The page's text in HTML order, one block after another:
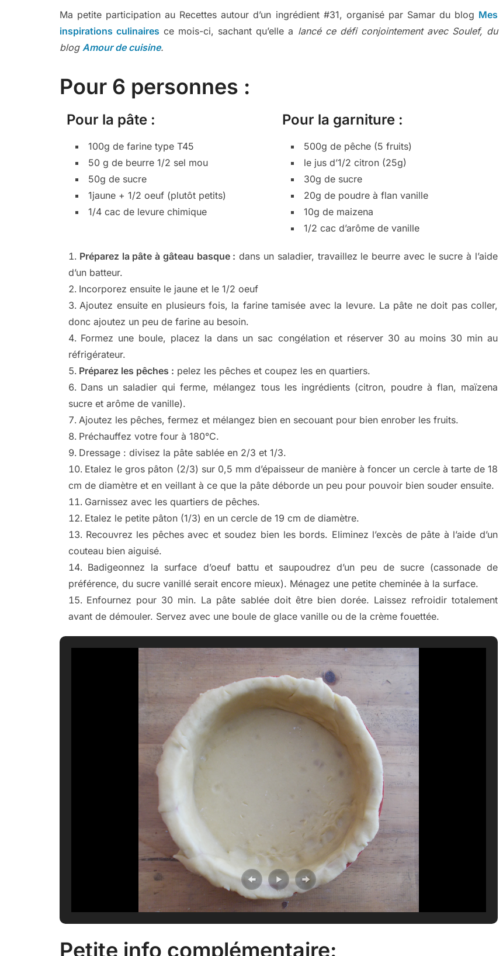
Ma petite participation au Recettes autour d’un ingrédient #31, organisé par Samar du blog Mes
inspirations culinaires ce mois-ci, sachant qu’elle a lancé ce défi conjointement avec Soulef, du
blog Amour de cuisine.
Pour 6 personnes :
Pour la pâte :
100g de farine type T45
50 g de beurre 1/2 sel mou
50g de sucre
1jaune + 1/2 oeuf (plutôt petits)
1/4 cac de levure chimique
Pour la garniture :
500g de pêche (5 fruits)
le jus d’1/2 citron (25g)
30g de sucre
20g de poudre à flan vanille
10g de maizena
1/2 cac d’arôme de vanille
Préparez la pâte à gâteau basque : dans un saladier, travaillez le beurre avec le sucre à l’aide
d’un batteur.
Incorporez ensuite le jaune et le 1/2 oeuf
Ajoutez ensuite en plusieurs fois, la farine tamisée avec la levure. La pâte ne doit pas coller,
donc ajoutez un peu de farine au besoin.
Formez une boule, placez la dans un sac congélation et réserver 30 au moins 30 min au
réfrigérateur.
Préparez les pêches : pelez les pêches et coupez les en quartiers.
Dans un saladier qui ferme, mélangez tous les ingrédients (citron, poudre à flan, maïzena
sucre et arôme de vanille).
Ajoutez les pêches, fermez et mélangez bien en secouant pour bien enrober les fruits.
Préchauffez votre four à 180°C.
Dressage : divisez la pâte sablée en 2/3 et 1/3.
Etalez le gros pâton (2/3) sur 0,5 mm d’épaisseur de manière à foncer un cercle à tarte de 18
cm de diamètre et en veillant à ce que la pâte déborde un peu pour pouvoir bien souder ensuite.
Garnissez avec les quartiers de pêches.
Etalez le petite pâton (1/3) en un cercle de 19 cm de diamètre.
Recouvrez les pêches avec et soudez bien les bords. Eliminez l’excès de pâte à l’aide d’un
couteau bien aiguisé.
Badigeonnez la surface d’oeuf battu et saupoudrez d’un peu de sucre (cassonade de
préférence, du sucre vanillé serait encore mieux). Ménagez une petite cheminée à la surface.
Enfournez pour 30 min. La pâte sablée doit être bien dorée. Laissez refroidir totalement
avant de démouler. Servez avec une boule de glace vanille ou de la crème fouettée.
Petite info complémentaire: